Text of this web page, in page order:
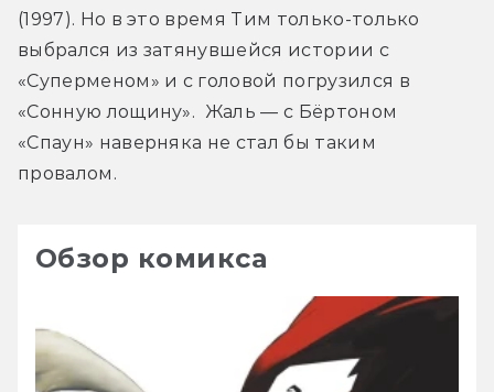
(1997). Но в это время Тим только-только
выбрался из затянувшейся истории с
«Суперменом» и с головой погрузился в
«Сонную лощину».  Жаль — с Бёртоном
«Спаун» наверняка не стал бы таким
провалом.
Обзор комикса